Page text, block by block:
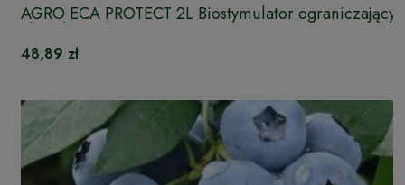
AGRO ECA PROTECT 2L Biostymulator ograniczający
choroby roślin
48,89 zł